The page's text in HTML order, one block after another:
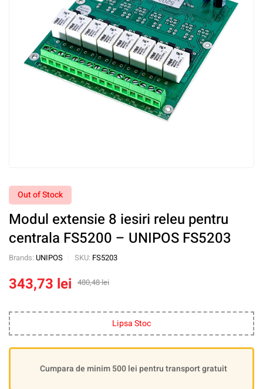
Out of Stock
Modul extensie 8 iesiri releu pentru
centrala FS5200 – UNIPOS FS5203
Brands: UNIPOS SKU: FS5203
480,48lei
343,73 lei
Lipsa Stoc
Cumpara de minim 500 lei pentru transport gratuit